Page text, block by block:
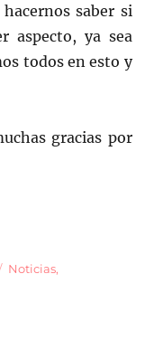
saber si
aspecto, ya sea
todos en esto y
gracias por
Categorías
Noticias,